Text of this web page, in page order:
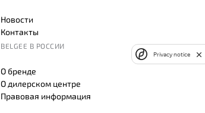
Новости
Контакты
BELGEE В РОССИИ
О бренде
О дилерском центре
Правовая информация
Privacy notice